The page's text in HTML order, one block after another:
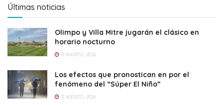
Últimas noticias
Olimpo y Villa Mitre jugarán el clásico en
horario nocturno
9 AGOSTO, 2026
Los efectos que pronostican en por el
fenómeno del “Súper El Niño”
9 AGOSTO, 2026